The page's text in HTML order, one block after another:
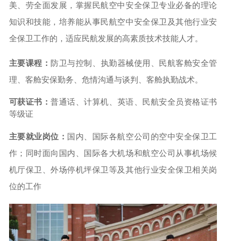
美、劳全面发展，掌握民航空中安全保卫专业必备的理论
知识和技能，培养能从事民航空中安全保卫及其他行业安
全保卫工作的，适应民航发展的高素质技术技能人才。
主要课程： 防卫与控制 、执勤器械使用
、民航客舱安全管
理 、客舱安保勤务 、危情沟通与谈判 、客舱执勤战术。
可获证书：普通话、计算机、英语、
民航安全员资格证书
等级证
主要就业岗位： 国内、国际各航空公司的空中安全保卫工
作；同时面向国内、国际各大机场和航空公司从事机场候
机厅保卫、外场停机坪保卫等及其他行业安全保卫相关岗
位的工作